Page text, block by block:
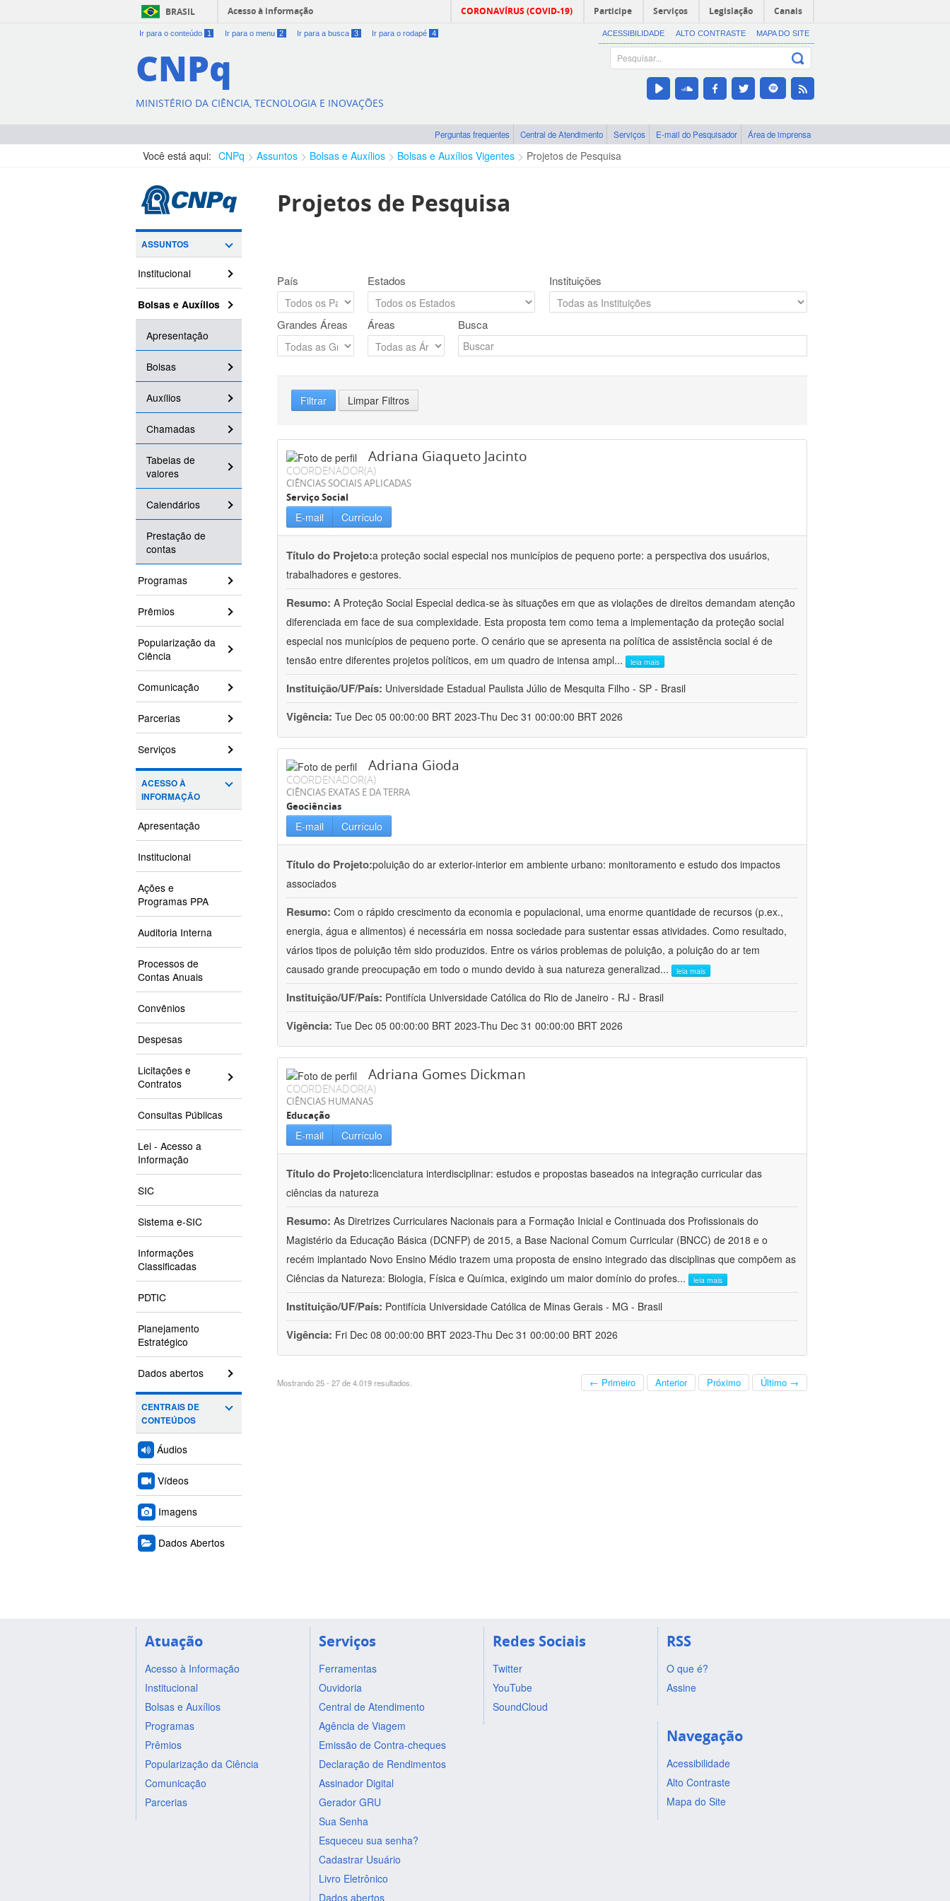
BRASIL Acesso à informação CORONAVÍRUS (COVID-19) Participe Serviços Legislação Canais
Ir para o conteúdo 1 Ir para o menu 2 Ir para a busca 3 Ir para o rodapé 4 ACESSIBILIDADE ALTO CONTRASTE MAPA DO SITE
CNPq
MINISTÉRIO DA CIÊNCIA, TECNOLOGIA E INOVAÇÕES
Perguntas frequentes Central de Atendimento Serviços E-mail do Pesquisador Área de imprensa
Você está aqui: CNPq Assuntos Bolsas e Auxílios Bolsas e Auxílios Vigentes Projetos de Pesquisa
ASSUNTOS
Institucional
Bolsas e Auxílios
Apresentação
Bolsas
Auxílios
Chamadas
Tabelas de
valores
Calendários
Prestação de
contas
Programas
Prêmios
Popularização da
Ciência
Comunicação
Parcerias
Serviços
ACESSO À
INFORMAÇÃO
Apresentação
Institucional
Ações e
Programas PPA
Auditoria Interna
Processos de
Contas Anuais
Convênios
Despesas
Licitações e
Contratos
Consultas Públicas
Lei - Acesso a
Informação
SIC
Sistema e-SIC
Informações
Classificadas
PDTIC
Planejamento
Estratégico
Dados abertos
CENTRAIS DE
CONTEÚDOS
Áudios
Vídeos
Imagens
Dados Abertos
Projetos de Pesquisa
País Estados Instituições
Grandes Áreas Áreas Busca
Filtrar Limpar Filtros
Adriana Giaqueto Jacinto
COORDENADOR(A)
CIÊNCIAS SOCIAIS APLICADAS
Serviço Social
E-mail Currículo
Título do Projeto:a proteção social especial nos municípios de pequeno porte: a perspectiva dos usuários,
trabalhadores e gestores.
Resumo: A Proteção Social Especial dedica-se às situações em que as violações de direitos demandam atenção
diferenciada em face de sua complexidade. Esta proposta tem como tema a implementação da proteção social
especial nos municípios de pequeno porte. O cenário que se apresenta na política de assistência social é de
tensão entre diferentes projetos políticos, em um quadro de intensa ampl... leia mais
Instituição/UF/País: Universidade Estadual Paulista Júlio de Mesquita Filho - SP - Brasil
Vigência: Tue Dec 05 00:00:00 BRT 2023-Thu Dec 31 00:00:00 BRT 2026
Adriana Gioda
COORDENADOR(A)
CIÊNCIAS EXATAS E DA TERRA
Geociências
E-mail Currículo
Título do Projeto:poluição do ar exterior-interior em ambiente urbano: monitoramento e estudo dos impactos
associados
Resumo: Com o rápido crescimento da economia e populacional, uma enorme quantidade de recursos (p.ex.,
energia, água e alimentos) é necessária em nossa sociedade para sustentar essas atividades. Como resultado,
vários tipos de poluição têm sido produzidos. Entre os vários problemas de poluição, a poluição do ar tem
causado grande preocupação em todo o mundo devido à sua natureza generalizad... leia mais
Instituição/UF/País: Pontifícia Universidade Católica do Rio de Janeiro - RJ - Brasil
Vigência: Tue Dec 05 00:00:00 BRT 2023-Thu Dec 31 00:00:00 BRT 2026
Adriana Gomes Dickman
COORDENADOR(A)
CIÊNCIAS HUMANAS
Educação
E-mail Currículo
Título do Projeto:licenciatura interdisciplinar: estudos e propostas baseados na integração curricular das
ciências da natureza
Resumo: As Diretrizes Curriculares Nacionais para a Formação Inicial e Continuada dos Profissionais do
Magistério da Educação Básica (DCNFP) de 2015, a Base Nacional Comum Curricular (BNCC) de 2018 e o
recém implantado Novo Ensino Médio trazem uma proposta de ensino integrado das disciplinas que compõem as
Ciências da Natureza: Biologia, Física e Química, exigindo um maior domínio do profes... leia mais
Instituição/UF/País: Pontifícia Universidade Católica de Minas Gerais - MG - Brasil
Vigência: Fri Dec 08 00:00:00 BRT 2023-Thu Dec 31 00:00:00 BRT 2026
Mostrando 25 - 27 de 4.019 resultados. ← Primeiro Anterior Próximo Último →
Atuação
Acesso à Informação
Institucional
Bolsas e Auxílios
Programas
Prêmios
Popularização da Ciência
Comunicação
Parcerias
Serviços
Ferramentas
Ouvidoria
Central de Atendimento
Agência de Viagem
Emissão de Contra-cheques
Declaração de Rendimentos
Assinador Digital
Gerador GRU
Sua Senha
Esqueceu sua senha?
Cadastrar Usuário
Livro Eletrônico
Dados abertos
Redes Sociais
Twitter
YouTube
SoundCloud
RSS
O que é?
Assine
Navegação
Acessibilidade
Alto Contraste
Mapa do Site